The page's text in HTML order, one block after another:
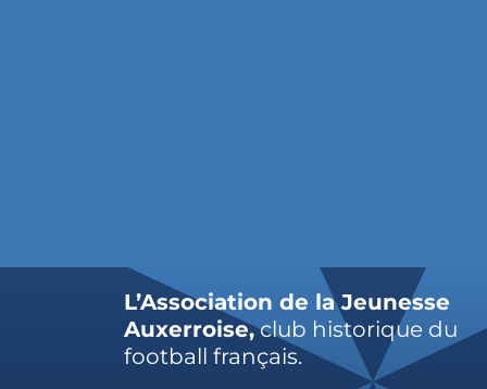
L’Association de la Jeunesse
Auxerroise,club historique du
football français.